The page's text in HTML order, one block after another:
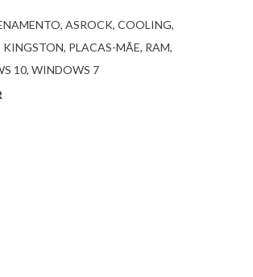
ASROCK COOLING
KINGSTON PLACAS-MÃE RAM
10 WINDOWS 7